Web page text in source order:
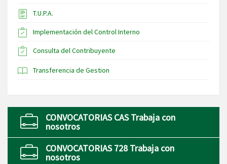
T.U.P.A.
Implementación del Control Interno
Consulta del Contribuyente
Transferencia de Gestion
CONVOCATORIAS CAS Trabaja con
nosotros
CONVOCATORIAS 728 Trabaja con
nosotros